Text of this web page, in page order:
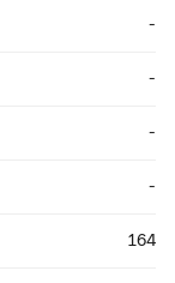
-
-
-
-
164